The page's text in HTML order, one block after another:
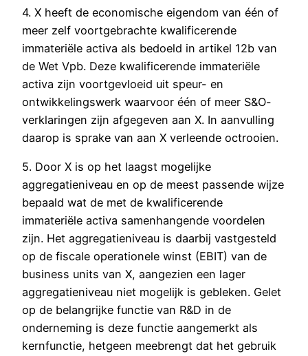
4. X heeft de economische eigendom van één of
meer zelf voortgebrachte kwalificerende
immateriële activa als bedoeld in artikel 12b van
de Wet Vpb. Deze kwalificerende immateriële
activa zijn voortgevloeid uit speur- en
ontwikkelingswerk waarvoor één of meer S&O-
verklaringen zijn afgegeven aan X. In aanvulling
daarop is sprake van aan X verleende octrooien.
5. Door X is op het laagst mogelijke
aggregatieniveau en op de meest passende wijze
bepaald wat de met de kwalificerende
immateriële activa samenhangende voordelen
zijn. Het aggregatieniveau is daarbij vastgesteld
op de fiscale operationele winst (EBIT) van de
business units van X, aangezien een lager
aggregatieniveau niet mogelijk is gebleken. Gelet
op de belangrijke functie van R&D in de
onderneming is deze functie aangemerkt als
kernfunctie, hetgeen meebrengt dat het gebruik